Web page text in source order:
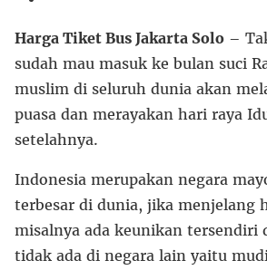
Harga Tiket Bus Jakarta Solo –
sudah mau masuk ke bulan suci
muslim di seluruh dunia akan
puasa dan merayakan hari raya
setelahnya.
Indonesia merupakan negara
terbesar di dunia, jika menjelang
misalnya ada keunikan tersendiri
tidak ada di negara lain yaitu